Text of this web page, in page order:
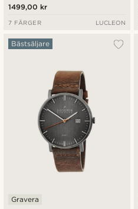
1499,00 kr
7 FÄRGER LUCLEON
Bästsäljare
Gravera